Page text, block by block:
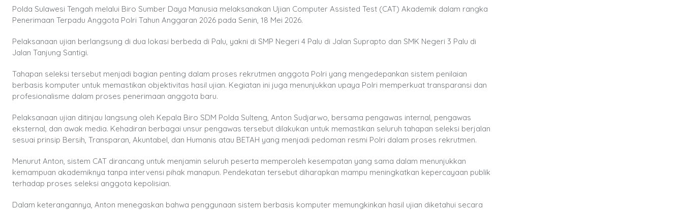
Polda Sulawesi Tengah melalui Biro Sumber Daya Manusia melaksanakan Ujian Computer Assisted Test (CAT) Akademik dalam rangka
Penerimaan Terpadu Anggota Polri Tahun Anggaran 2026 pada Senin, 18 Mei 2026.
Pelaksanaan ujian berlangsung di dua lokasi berbeda di Palu, yakni di SMP Negeri 4 Palu di Jalan Suprapto dan SMK Negeri 3 Palu di
Jalan Tanjung Santigi.
Tahapan seleksi tersebut menjadi bagian penting dalam proses rekrutmen anggota Polri yang mengedepankan sistem penilaian
berbasis komputer untuk memastikan objektivitas hasil ujian. Kegiatan ini juga menunjukkan upaya Polri memperkuat transparansi dan
profesionalisme dalam proses penerimaan anggota baru.
Pelaksanaan ujian ditinjau langsung oleh Kepala Biro SDM Polda Sulteng, Anton Sudjarwo, bersama pengawas internal, pengawas
eksternal, dan awak media. Kehadiran berbagai unsur pengawas tersebut dilakukan untuk memastikan seluruh tahapan seleksi berjalan
sesuai prinsip Bersih, Transparan, Akuntabel, dan Humanis atau BETAH yang menjadi pedoman resmi Polri dalam proses rekrutmen.
Menurut Anton, sistem CAT dirancang untuk menjamin seluruh peserta memperoleh kesempatan yang sama dalam menunjukkan
kemampuan akademiknya tanpa intervensi pihak manapun. Pendekatan tersebut diharapkan mampu meningkatkan kepercayaan publik
terhadap proses seleksi anggota kepolisian.
Dalam keterangannya, Anton menegaskan bahwa penggunaan sistem berbasis komputer memungkinkan hasil ujian diketahui secara